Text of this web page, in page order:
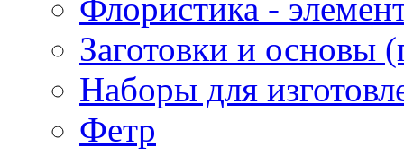
Флористика -
Заготовки и основы
Наборы для
Фетр